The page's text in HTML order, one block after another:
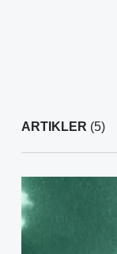
ARTIKLER (5)